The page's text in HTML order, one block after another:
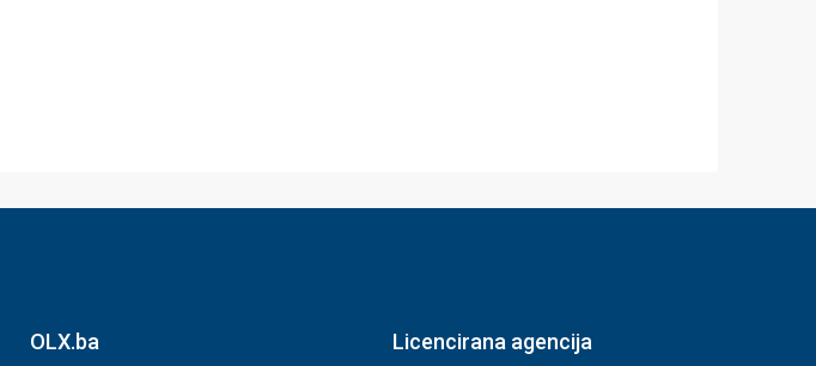
OLX.ba Licencirana agencija